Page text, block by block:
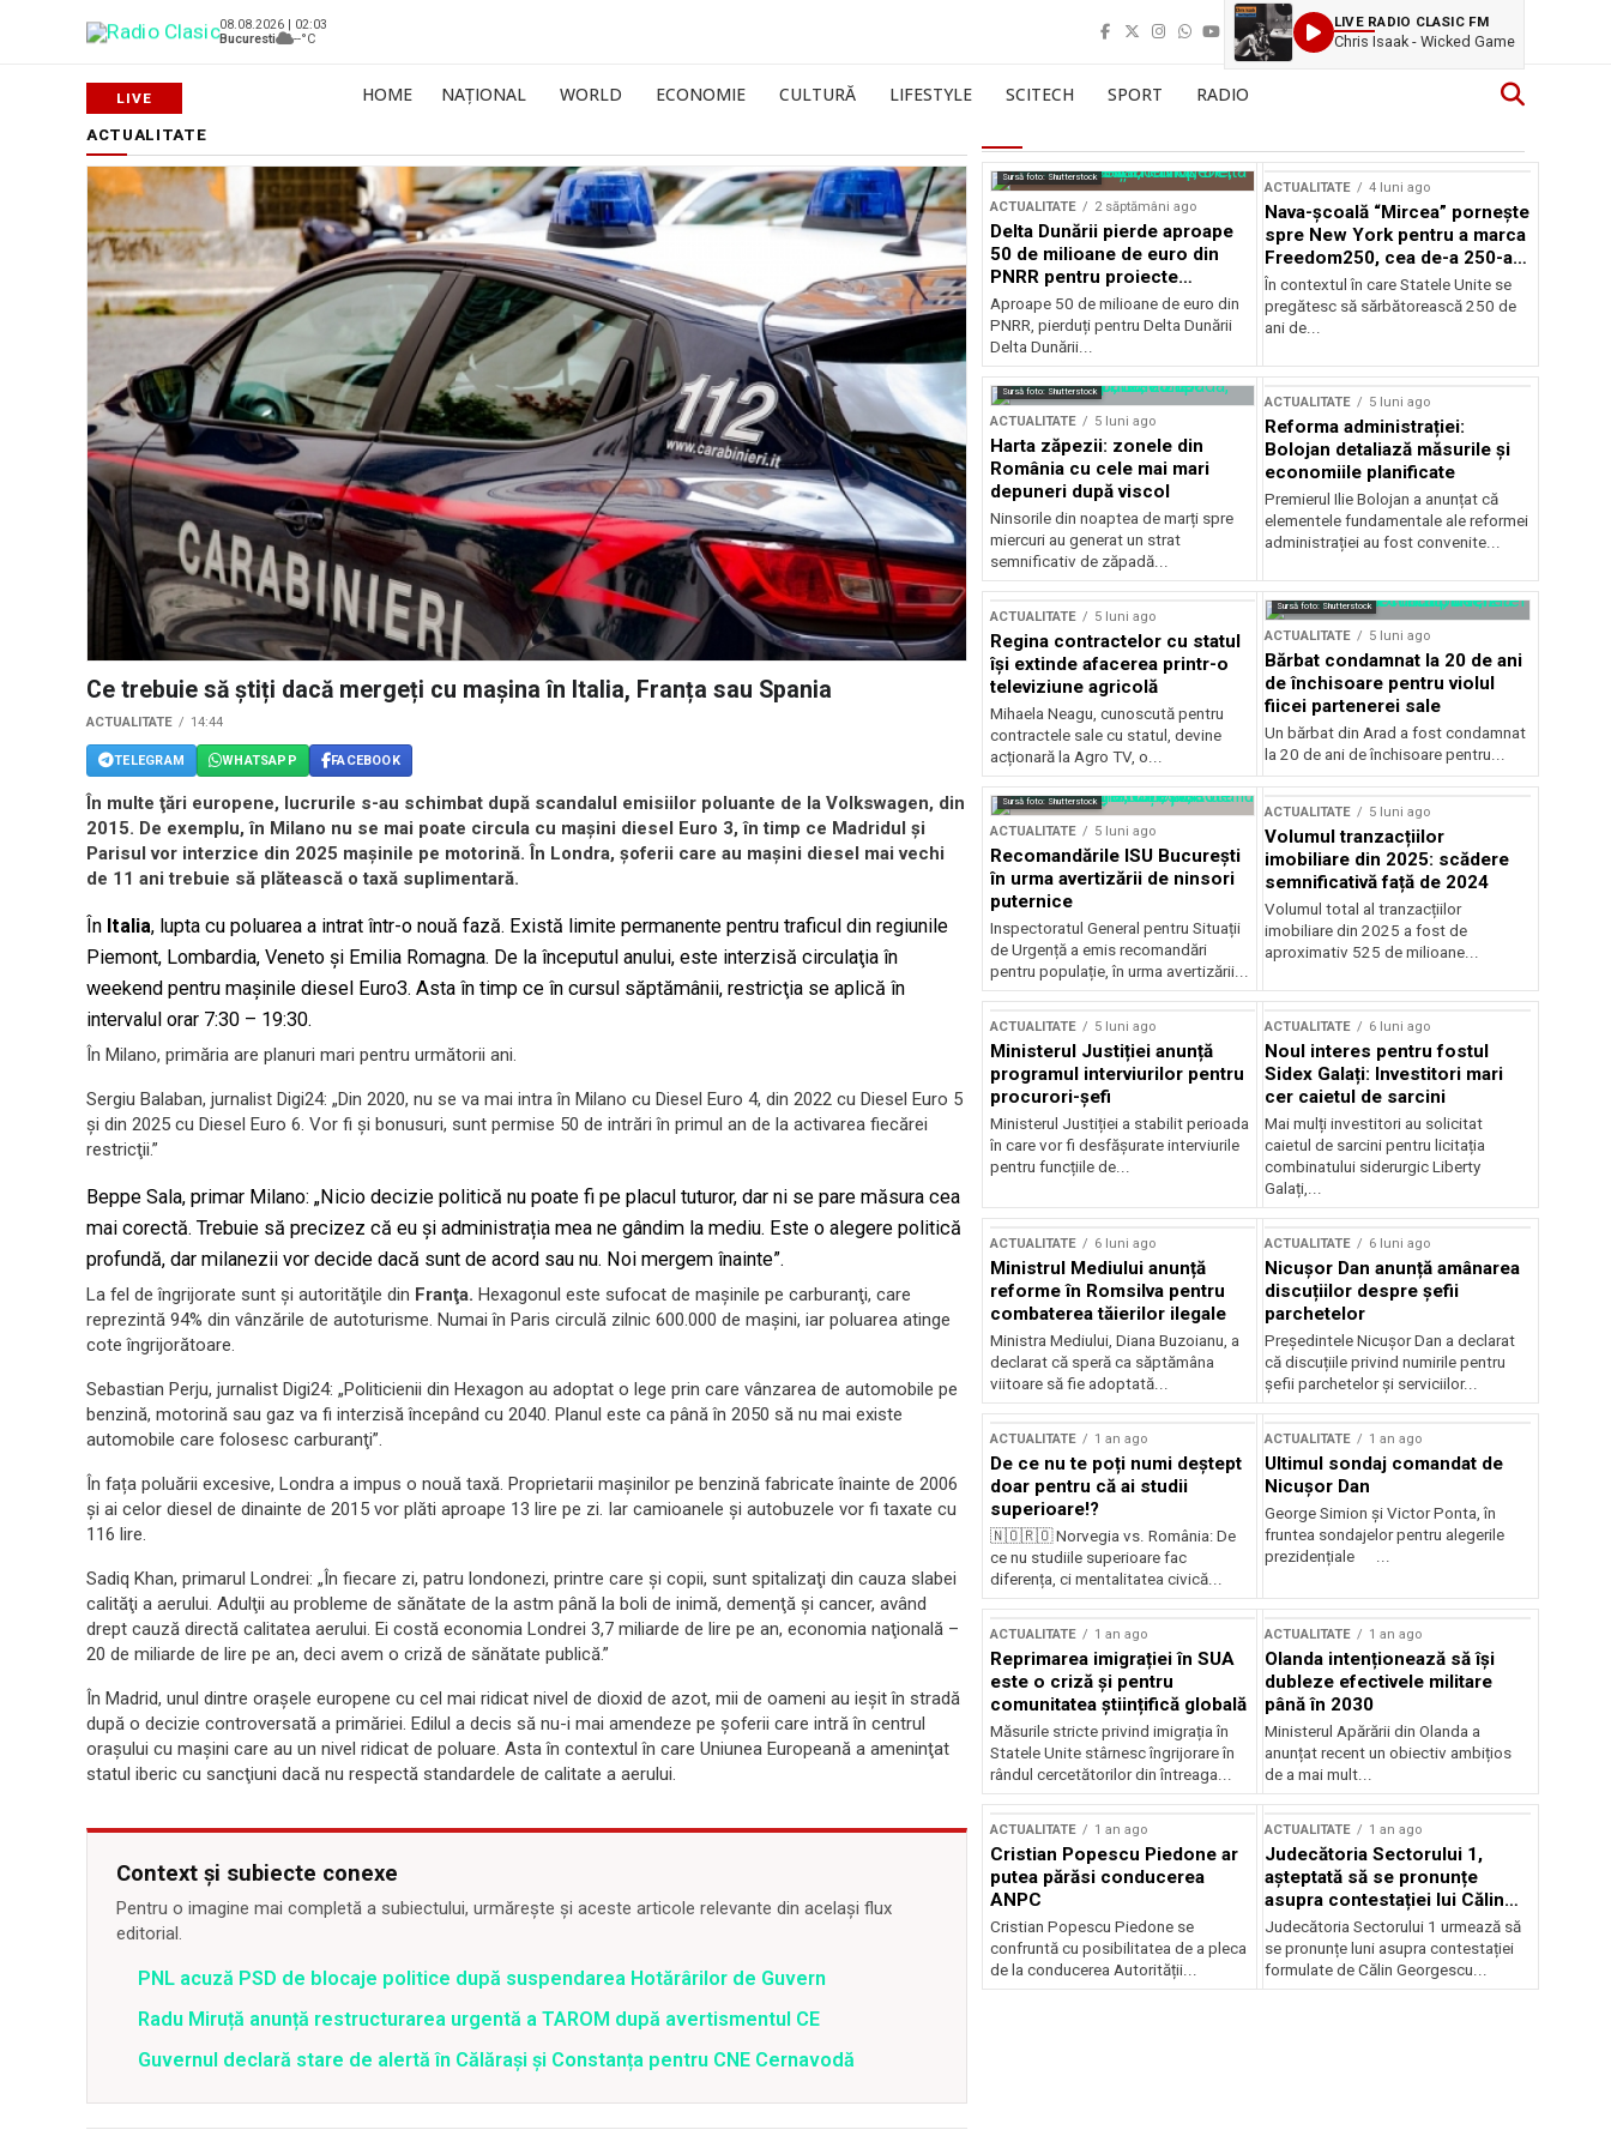
08.08.2026 | 02:03
Bucuresti
--°C
LIVE RADIO CLASIC FM
Chris Isaak - Wicked Game
HOME NAȚIONAL WORLD ECONOMIE CULTURĂ LIFESTYLE SCITECH SPORT RADIO
ACTUALITATE
Ce trebuie să știți dacă mergeți cu mașina în Italia, Franța sau Spania
ACTUALITATE 14:44
TELEGRAM WHATSAPP FACEBOOK
În multe ţări europene, lucrurile s-au schimbat după scandalul emisiilor poluante de la Volkswagen, din
2015. De exemplu, în Milano nu se mai poate circula cu maşini diesel Euro 3, în timp ce Madridul şi
Parisul vor interzice din 2025 maşinile pe motorină. În Londra, șoferii care au maşini diesel mai vechi
de 11 ani trebuie să plătească o taxă suplimentară.
În Italia, lupta cu poluarea a intrat într-o nouă fază. Există limite permanente pentru traficul din regiunile
Piemont, Lombardia, Veneto și Emilia Romagna. De la începutul anului, este interzisă circulaţia în
weekend pentru maşinile diesel Euro3. Asta în timp ce în cursul săptămânii, restricţia se aplică în
intervalul orar 7:30 – 19:30.
În Milano, primăria are planuri mari pentru următorii ani.
Sergiu Balaban, jurnalist Digi24: „Din 2020, nu se va mai intra în Milano cu Diesel Euro 4, din 2022 cu Diesel Euro 5
şi din 2025 cu Diesel Euro 6. Vor fi şi bonusuri, sunt permise 50 de intrări în primul an de la activarea fiecărei
restricţii.”
Beppe Sala, primar Milano: „Nicio decizie politică nu poate fi pe placul tuturor, dar ni se pare măsura cea
mai corectă. Trebuie să precizez că eu și administrația mea ne gândim la mediu. Este o alegere politică
profundă, dar milanezii vor decide dacă sunt de acord sau nu. Noi mergem înainte”.
La fel de îngrijorate sunt şi autorităţile din Franţa. Hexagonul este sufocat de maşinile pe carburanţi, care
reprezintă 94% din vânzările de autoturisme. Numai în Paris circulă zilnic 600.000 de maşini, iar poluarea atinge
cote îngrijorătoare.
Sebastian Perju, jurnalist Digi24: „Politicienii din Hexagon au adoptat o lege prin care vânzarea de automobile pe
benzină, motorină sau gaz va fi interzisă începând cu 2040. Planul este ca până în 2050 să nu mai existe
automobile care folosesc carburanţi”.
În fața poluării excesive, Londra a impus o nouă taxă. Proprietarii maşinilor pe benzină fabricate înainte de 2006
şi ai celor diesel de dinainte de 2015 vor plăti aproape 13 lire pe zi. Iar camioanele şi autobuzele vor fi taxate cu
116 lire.
Sadiq Khan, primarul Londrei: „În fiecare zi, patru londonezi, printre care şi copii, sunt spitalizaţi din cauza slabei
calităţi a aerului. Adulţii au probleme de sănătate de la astm până la boli de inimă, demenţă şi cancer, având
drept cauză directă calitatea aerului. Ei costă economia Londrei 3,7 miliarde de lire pe an, economia naţională –
20 de miliarde de lire pe an, deci avem o criză de sănătate publică.”
În Madrid, unul dintre oraşele europene cu cel mai ridicat nivel de dioxid de azot, mii de oameni au ieşit în stradă
după o decizie controversată a primăriei. Edilul a decis să nu-i mai amendeze pe şoferii care intră în centrul
oraşului cu maşini care au un nivel ridicat de poluare. Asta în contextul în care Uniunea Europeană a ameninţat
statul iberic cu sancţiuni dacă nu respectă standardele de calitate a aerului.
Context și subiecte conexe
Pentru o imagine mai completă a subiectului, urmărește și aceste articole relevante din același flux
editorial.
PNL acuză PSD de blocaje politice după suspendarea Hotărârilor de Guvern
Radu Miruță anunță restructurarea urgentă a TAROM după avertismentul CE
Guvernul declară stare de alertă în Călărași și Constanța pentru CNE Cernavodă
Sursă foto: Shutterstock
ACTUALITATE 2 săptămâni ago
Delta Dunării pierde aproape
50 de milioane de euro din
PNRR pentru proiecte
esențiale
Aproape 50 de milioane de euro din
PNRR, pierduți pentru Delta Dunării
Delta Dunării...
ACTUALITATE 4 luni ago
Nava-școală “Mircea” pornește
spre New York pentru a marca
Freedom250, cea de-a 250-a
aniversare a Statelor Unite
În contextul în care Statele Unite se
pregătesc să sărbătorească 250 de
ani de...
Sursă foto: Shutterstock
ACTUALITATE 5 luni ago
Harta zăpezii: zonele din
România cu cele mai mari
depuneri după viscol
Ninsorile din noaptea de marți spre
miercuri au generat un strat
semnificativ de zăpadă...
ACTUALITATE 5 luni ago
Reforma administrației:
Bolojan detaliază măsurile și
economiile planificate
Premierul Ilie Bolojan a anunțat că
elementele fundamentale ale reformei
administrației au fost convenite...
ACTUALITATE 5 luni ago
Regina contractelor cu statul
își extinde afacerea printr-o
televiziune agricolă
Mihaela Neagu, cunoscută pentru
contractele sale cu statul, devine
acționară la Agro TV, o...
Sursă foto: Shutterstock
ACTUALITATE 5 luni ago
Bărbat condamnat la 20 de ani
de închisoare pentru violul
fiicei partenerei sale
Un bărbat din Arad a fost condamnat
la 20 de ani de închisoare pentru...
Sursă foto: Shutterstock
ACTUALITATE 5 luni ago
Recomandările ISU București
în urma avertizării de ninsori
puternice
Inspectoratul General pentru Situații
de Urgență a emis recomandări
pentru populație, în urma avertizării...
ACTUALITATE 5 luni ago
Volumul tranzacțiilor
imobiliare din 2025: scădere
semnificativă față de 2024
Volumul total al tranzacțiilor
imobiliare din 2025 a fost de
aproximativ 525 de milioane...
ACTUALITATE 5 luni ago
Ministerul Justiției anunță
programul interviurilor pentru
procurori-șefi
Ministerul Justiției a stabilit perioada
în care vor fi desfășurate interviurile
pentru funcțiile de...
ACTUALITATE 6 luni ago
Noul interes pentru fostul
Sidex Galați: Investitori mari
cer caietul de sarcini
Mai mulți investitori au solicitat
caietul de sarcini pentru licitația
combinatului siderurgic Liberty
Galați,...
ACTUALITATE 6 luni ago
Ministrul Mediului anunță
reforme în Romsilva pentru
combaterea tăierilor ilegale
Ministra Mediului, Diana Buzoianu, a
declarat că speră ca săptămâna
viitoare să fie adoptată...
ACTUALITATE 6 luni ago
Nicușor Dan anunță amânarea
discuțiilor despre șefii
parchetelor
Președintele Nicușor Dan a declarat
că discuțiile privind numirile pentru
șefii parchetelor și serviciilor...
ACTUALITATE 1 an ago
De ce nu te poți numi deștept
doar pentru că ai studii
superioare!?
🇳🇴🇷🇴 Norvegia vs. România: De
ce nu studiile superioare fac
diferența, ci mentalitatea civică...
ACTUALITATE 1 an ago
Ultimul sondaj comandat de
Nicușor Dan
George Simion și Victor Ponta, în
fruntea sondajelor pentru alegerile
prezidențiale ...
ACTUALITATE 1 an ago
Reprimarea imigrației în SUA
este o criză și pentru
comunitatea științifică globală
Măsurile stricte privind imigrația în
Statele Unite stârnesc îngrijorare în
rândul cercetătorilor din întreaga...
ACTUALITATE 1 an ago
Olanda intenționează să își
dubleze efectivele militare
până în 2030
Ministerul Apărării din Olanda a
anunțat recent un obiectiv ambițios
de a mai mult...
ACTUALITATE 1 an ago
Cristian Popescu Piedone ar
putea părăsi conducerea
ANPC
Cristian Popescu Piedone se
confruntă cu posibilitatea de a pleca
de la conducerea Autorității...
ACTUALITATE 1 an ago
Judecătoria Sectorului 1,
așteptată să se pronunțe
asupra contestației lui Călin
Georgescu privind controlul
judiciar
Judecătoria Sectorului 1 urmează să
se pronunțe luni asupra contestației
formulate de Călin Georgescu...